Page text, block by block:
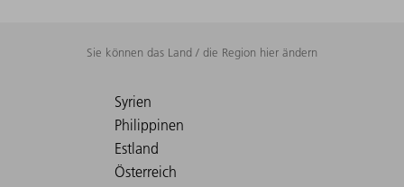
Sie können das Land / die Region hier ändern